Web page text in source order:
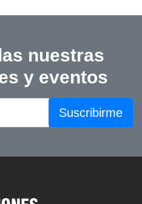
nuestras
y eventos
Suscribirme